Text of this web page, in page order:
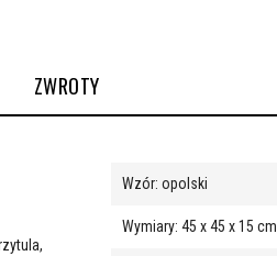
ZWROTY
Wzór: opolski
Wymiary: 45 x 45 x 15 cm